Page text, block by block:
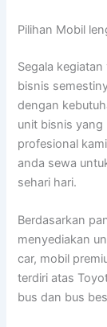
Pilihan Mobil
Segala
bisnis
dengan
unit bisnis yang
profesional
anda sewa
sehari hari.
Berdasarkan
menyediakan
car, mobil
terdiri atas
bus dan bus